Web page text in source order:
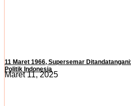
11 Maret 1966, Supersemar
Politik Indonesia
Maret 11, 2025